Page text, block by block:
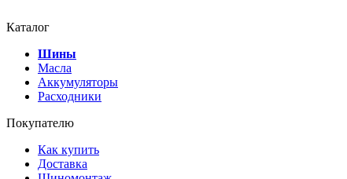
Каталог
Шины
Масла
Аккумуляторы
Расходники
Покупателю
Как купить
Доставка